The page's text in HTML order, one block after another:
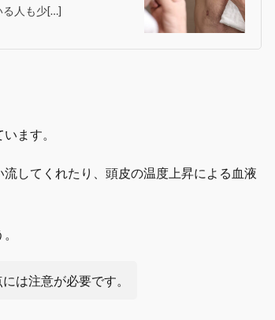
る人も少[…]
ます。
してくれたり、頭皮の温度上昇による血液
は注意が必要です。